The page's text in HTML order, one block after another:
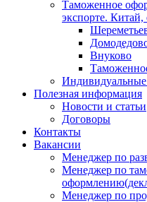
Таможенное
экспорте.
Внуково
Полезная информация
Новости и статьи
Договоры
Контакты
Вакансии
Менеджер по
Менеджер по
Менеджер по